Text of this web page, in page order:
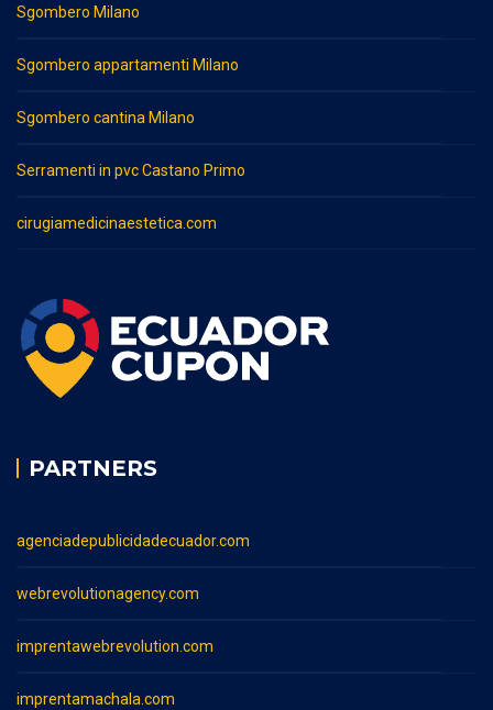
Sgombero Milano
Sgombero appartamenti Milano
Sgombero cantina Milano
Serramenti in pvc Castano Primo
cirugiamedicinaestetica.com
PARTNERS
agenciadepublicidadecuador.com
webrevolutionagency.com
imprentawebrevolution.com
imprentamachala.com